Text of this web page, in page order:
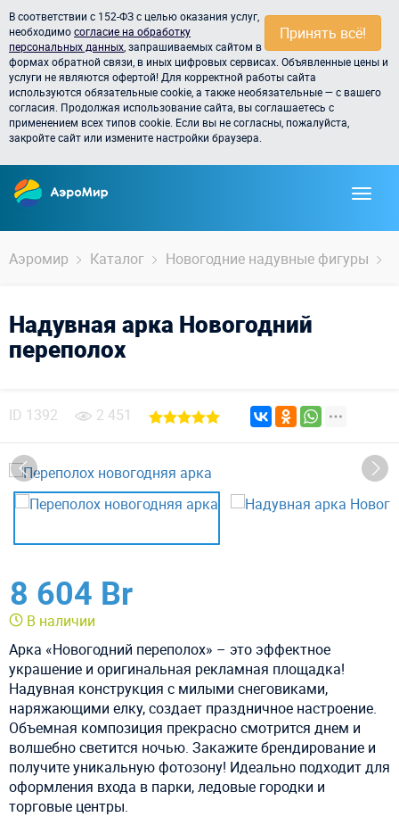
Принять всё!
В соответствии с 152-ФЗ с целью оказания услуг,
необходимосогласие на обработку
персональных данных , запрашиваемых сайтом в
формах обратной связи, в иных цифровых сервисах. Объявленные цены и
услуги не являются офертой! Для корректной работы сайта
используются обязательные cookie, а также необязательные — с вашего
согласия. Продолжая использование сайта, вы соглашаетесь с
применением всех типов cookie. Если вы не согласны, пожалуйста,
закройте сайт или измените настройки браузера.
Аэромир Каталог Новогодние надувные фигуры
Надувная арка Новогодний
переполох
ID 1392 2 451
8 604 Br
В наличии
Арка «Новогодний переполох» – это эффектное
украшение и оригинальная рекламная площадка!
Надувная конструкция с милыми снеговиками,
наряжающими елку, создает праздничное настроение.
Объемная композиция прекрасно смотрится днем и
волшебно светится ночью. Закажите брендирование и
получите уникальную фотозону! Идеально подходит для
оформления входа в парки, ледовые городки и
торговые центры.